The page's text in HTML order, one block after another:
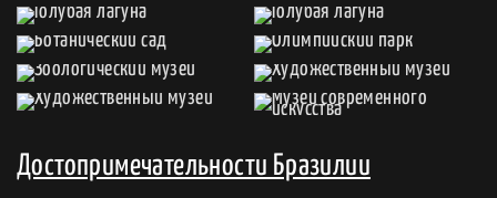
Достопримечательности Бразилии